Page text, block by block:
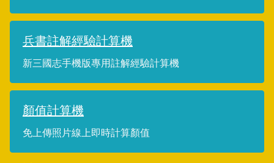
兵書註解經驗計算機
新三國志手機版專用註解經驗計算機
顏值計算機
免上傳照片線上即時計算顏值